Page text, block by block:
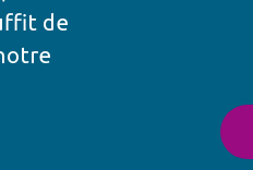
de